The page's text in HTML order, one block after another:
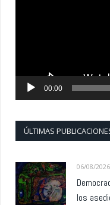
00:00
ÚLTIMAS
06/08/2026
los